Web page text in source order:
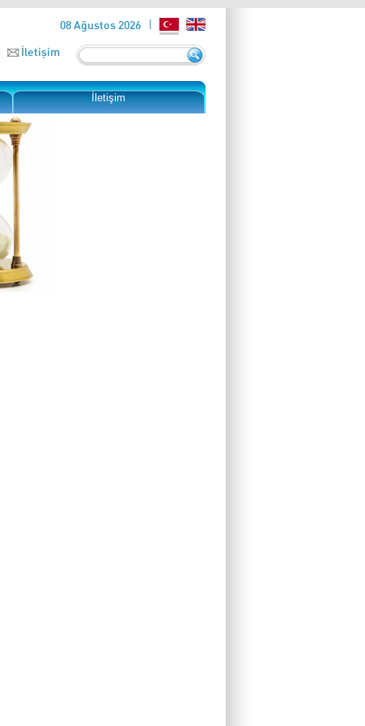
08 Ağustos 2026
İletişim
İletişim